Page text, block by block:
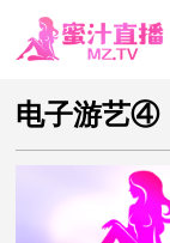
电子游艺④